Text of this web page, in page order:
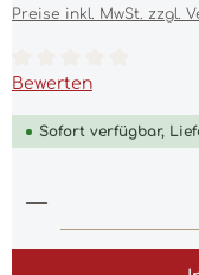
Preise inkl. MwSt. zzgl.
Durchschnittliche
Bewerten
Sofort verfügbar,
Produkt